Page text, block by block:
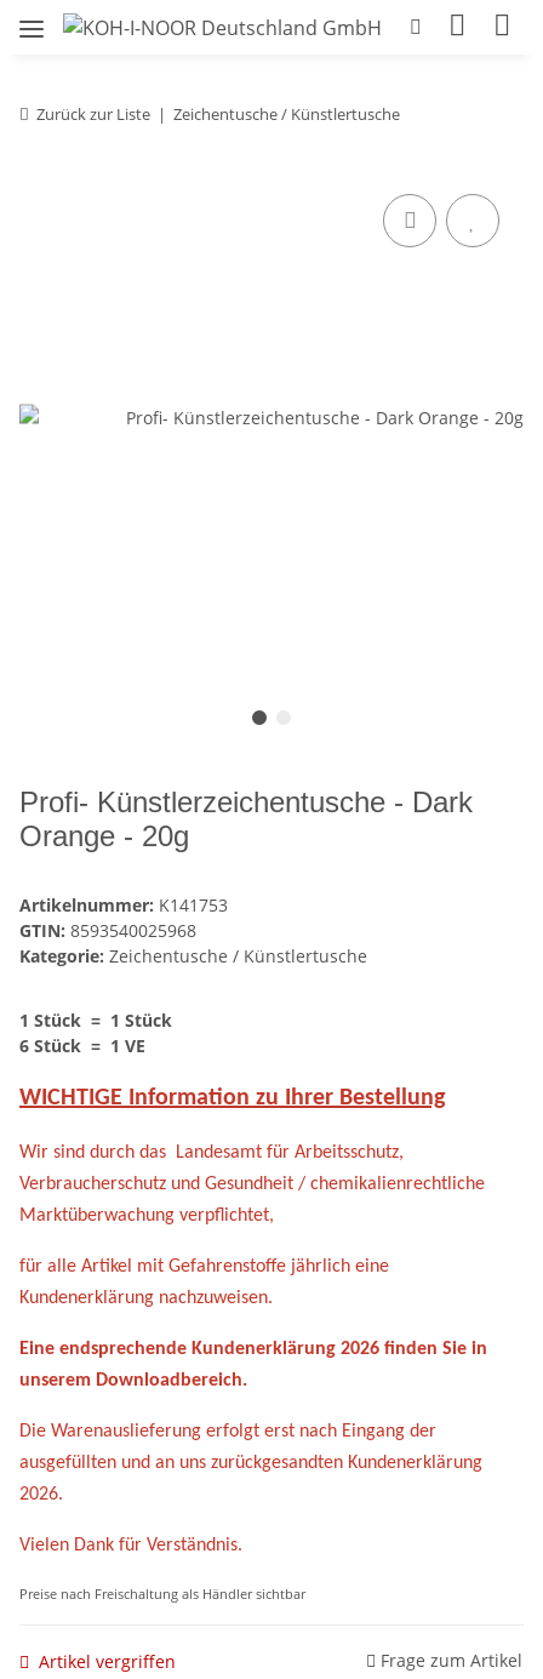
Zurück zur Liste Zeichentusche / Künstlertusche
Profi- Künstlerzeichentusche - Dark
Orange - 20g
Artikelnummer: K141753
GTIN: 8593540025968
Kategorie: Zeichentusche / Künstlertusche
1 Stück = 1 Stück
6 Stück = 1 VE
WICHTIGE Information zu Ihrer Bestellung
Wir sind durch das Landesamt für Arbeitsschutz,
Verbraucherschutz und Gesundheit / chemikalienrechtliche
Marktüberwachung verpflichtet,
für alle Artikel mit Gefahrenstoffe jährlich eine
Kundenerklärung nachzuweisen.
Eine endsprechende Kundenerklärung 2026 finden Sie in
unserem Downloadbereich.
Die Warenauslieferung erfolgt erst nach Eingang der
ausgefüllten und an uns zurückgesandten Kundenerklärung
2026.
Vielen Dank für Verständnis.
Preise nach Freischaltung als Händler sichtbar
Artikel vergriffen Frage zum Artikel